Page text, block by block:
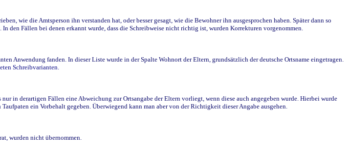
wie die Amtsperson ihn verstanden hat, oder besser gesagt, wie die Bewohner ihn ausgesprochen haben. Später dann so
den Fällen bei denen erkannt wurde, dass die Schreibweise nicht richtig ist, wurden Korrekturen vorgenommen.
Anwendung fanden. In dieser Liste wurde in der Spalte Wohnort der Eltern, grundsätzlich der deutsche Ortsname eingetragen.
Schreibvarianten.
in derartigen Fällen eine Abweichung zur Ortsangabe der Eltern vorliegt, wenn diese auch angegeben wurde. Hierbei wurde
ein Vorbehalt gegeben. Überwiegend kann man aber von der Richtigkeit dieser Angabe ausgehen.
wurden nicht übernommen.